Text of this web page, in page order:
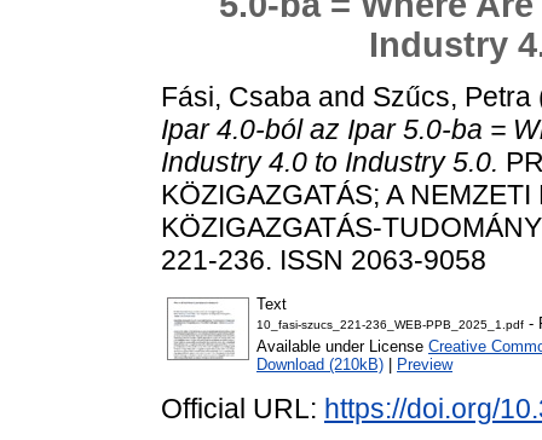
Industry
Fási, Csaba and Szűcs, Petra
Ipar 4.0-ból az Ipar 5.0-ba =
Industry 4.0 to Industry 5.0.
KÖZIGAZGATÁS; A
KÖZIGAZGATÁS-
221-236. ISSN 2063-9058
Text
10_fasi-szucs_221-236_WEB-PPB_2025_1.pdf -
Available under License Creative
Download (210kB)
Preview
Official URL: https://doi.org/